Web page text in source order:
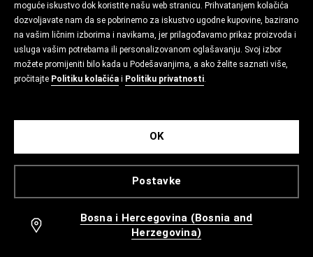
moguće iskustvo dok koristite našu web stranicu. Prihvatanjem kolačića
dozvoljavate nam da se pobrinemo za iskustvo ugodne kupovine, bazirano
na vašim ličnim izborima i navikama, jer prilagođavamo prikaz proizvoda i
usluga vašim potrebama ili personalizovanom oglašavanju. Svoj izbor
možete promijeniti bilo kada u Podešavanjima, a ako želite saznati više,
pročitajte Politiku kolačića i Politiku privatnosti.
Postavke
OK
Bosna i Hercegovina (Bosnia and
Herzegovina)